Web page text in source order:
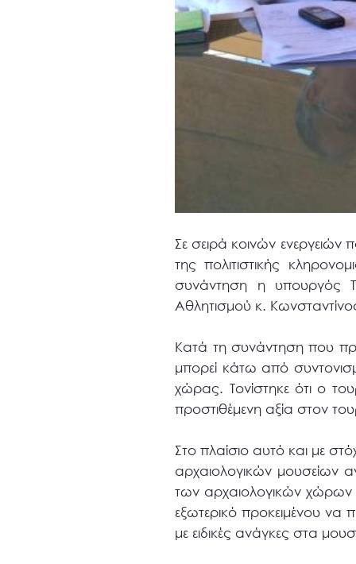
Σε σειρά κοινών ενεργειών
της πολιτιστικής
συνάντηση η υπουργός
Αθλητισμού κ.
Κατά τη συνάντηση που
μπορεί κάτω από
χώρας. Τονίστηκε ότι ο
προστιθέμενη αξία στον
Στο πλαίσιο αυτό και με
αρχαιολογικών μουσείων
των αρχαιολογικών χώρων
εξωτερικό προκειμένου
με ειδικές ανάγκες στα